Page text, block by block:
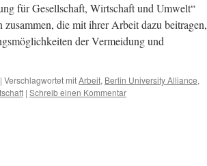
für Gesellschaft, Wirtschaft und Umwelt“
die mit ihrer Arbeit dazu beitragen,
der Vermeidung und
| Verschlagwortet mitArbeit, Berlin University Alliance,
| Schreib einen Kommentar